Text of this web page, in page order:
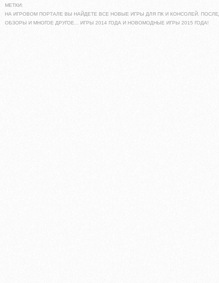
МЕТКИ:
НА ИГРОВОМ ПОРТАЛЕ ВЫ НАЙДЕТЕ ВСЕ НОВЫЕ ИГРЫ ДЛЯ ПК И КОНСОЛЕЙ.
ОБЗОРЫ И МНОГОЕ ДРУГОЕ... ИГРЫ 2014 ГОДА И НОВОМОДНЫЕ ИГРЫ 2015 ГОДА!